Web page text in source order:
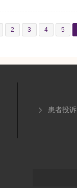
2 3 4 5
患者投诉